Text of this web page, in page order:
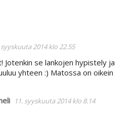
syyskuuta 2014 klo 22.55
Jotenkin se lankojen hypistely ja
yhteen :) Matossa on oikein
11. syyskuuta 2014 klo 8.14